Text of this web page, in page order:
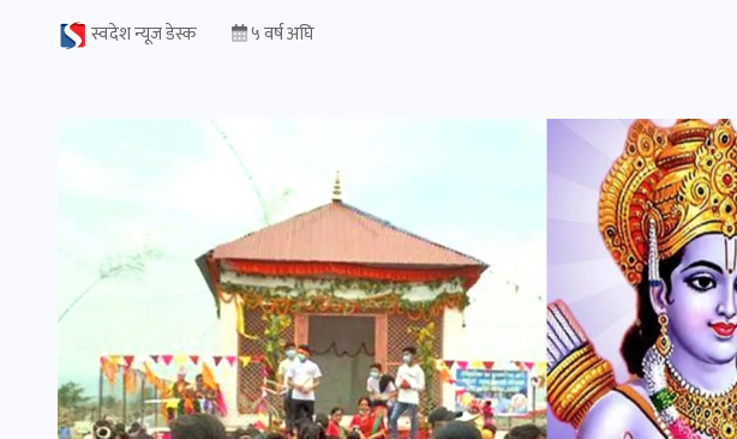
स्वदेश न्यूज डेस्क ५ वर्ष अघि